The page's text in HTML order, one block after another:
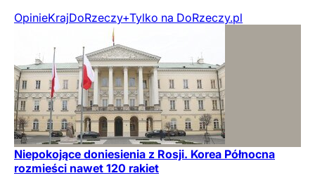
OpinieKrajDoRzeczy+Tylko na DoRzeczy.pl
Niepokojące doniesienia z Rosji. Korea Północna
rozmieści nawet 120 rakiet